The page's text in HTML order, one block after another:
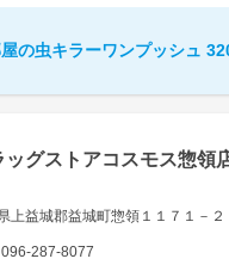
の虫キラーワンプッシュ
ッグストアコスモス惣領
上益城郡益城町惣領１１７１－２
287-8077